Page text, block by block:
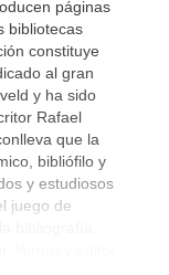
páginas
bibliotecas
constituye
al gran
y ha sido
Rafael
que la
bibliófilo y
y estudiosos
juego de